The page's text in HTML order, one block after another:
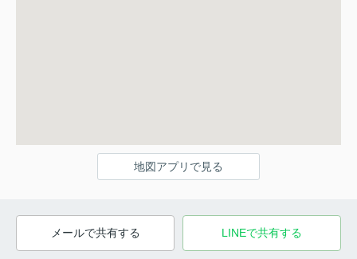
地図アプリで見る
メールで共有する LINEで共有する